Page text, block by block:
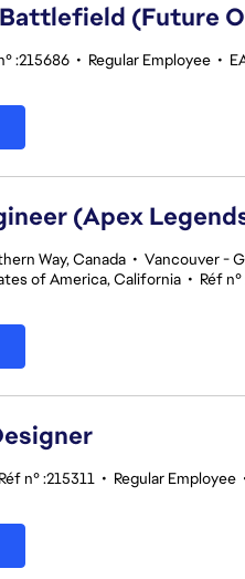
(Future
:215686 • Regular Employee •
(Apex
Way, Canada • Vancouver -
of America, California • Réf
Réf n° :215311 • Regular Employee